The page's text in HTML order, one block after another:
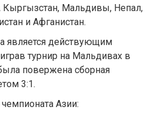
Кыргызстан, Мальдивы, Непал,
и Афганистан.
является действующим
турнир на Мальдивах в
повержена сборная
3:1.
Азии: